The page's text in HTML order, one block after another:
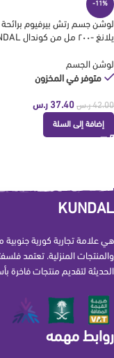
-11%
لوشن جسم رتش بيرفيوم برائحة
يلانغ -٢٠٠ مل من كوندال KUNDAL
لوشن الجسم
متوفر في المخزون
42.00 ر.س 37.40 ر.س
إضافة إلى السلة
KUNDAL
هي علامة تجارية كورية
والمنتجات المنزلية. تعتمد
الحديثة لتقديم منتجات فاخرة
روابط مهمه